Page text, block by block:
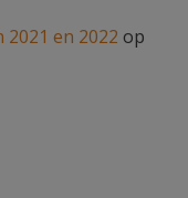
en 2022 op